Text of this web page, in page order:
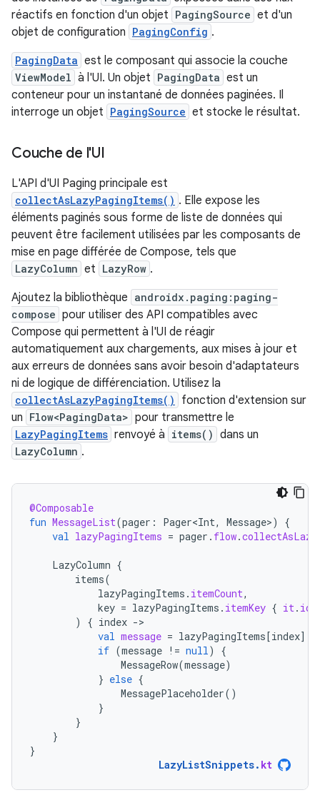
réactifs en fonction d'un objet PagingSource et d'un
objet de configuration PagingConfig .
PagingData est le composant qui associe la couche
ViewModel à l'UI. Un objet PagingData est un
conteneur pour un instantané de données paginées. Il
interroge un objet PagingSource et stocke le résultat.
Couche de l'UI
L'API d'UI Paging principale est
collectAsLazyPagingItems() . Elle expose les
éléments paginés sous forme de liste de données qui
peuvent être facilement utilisées par les composants de
mise en page différée de Compose, tels que
LazyColumn et LazyRow .
Ajoutez la bibliothèque androidx.paging:paging-
compose pour utiliser des API compatibles avec
Compose qui permettent à l'UI de réagir
automatiquement aux chargements, aux mises à jour et
aux erreurs de données sans avoir besoin d'adaptateurs
ni de logique de différenciation. Utilisez la
collectAsLazyPagingItems()
fonction d'extension sur
un Flow<PagingData> pour transmettre le
LazyPagingItems renvoyé à items() dans un
LazyColumn .
@Composable
fun MessageList(pager : Pager<Int, Message>)
{
val lazyPagingItems = pager . flow.
LazyColumn {
items(
lazyPagingItems . itemCount,
key = lazyPagingItems . itemKey { it . id
)
{ index -
val message = lazyPagingItems[index]
if (message != null )
{
MessageRow(message)
} else {
MessagePlaceholder()
}
}
}
}
LazyListSnippets. kt